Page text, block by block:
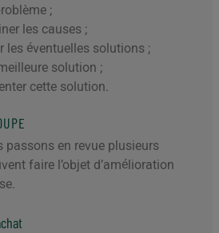
;
les causes ;
les éventuelles solutions ;
solution ;
cette solution.
passons en revue plusieurs
faire l’objet d’amélioration